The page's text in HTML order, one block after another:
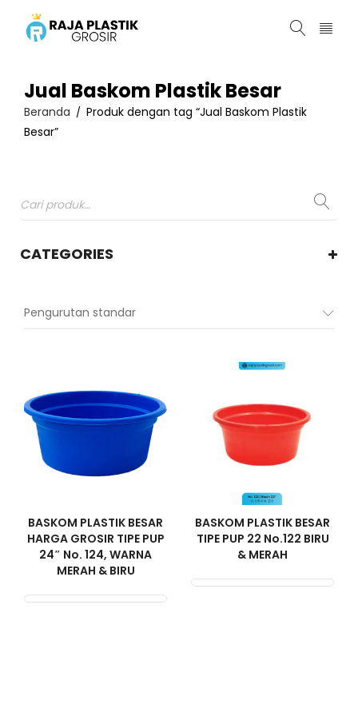
Jual Baskom Plastik Besar
Beranda / Produk dengan tag “Jual Baskom Plastik
Besar”
CATEGORIES
Pengurutan standar
BASKOM PLASTIK BESAR
HARGA GROSIR TIPE PUP
24″ No. 124, WARNA
MERAH & BIRU
BASKOM PLASTIK BESAR
TIPE PUP 22 No.122 BIRU
& MERAH